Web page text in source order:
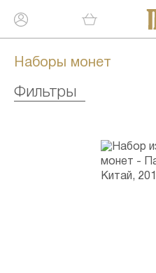
Наборы монет
Фильтры